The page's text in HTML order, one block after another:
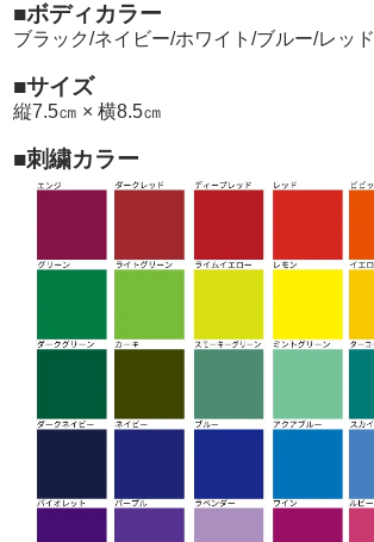
■ボディカラー
ブラック/ネイビー/ホワイト/ブルー/レッド
■サイズ
縦7.5㎝ × 横8.5㎝
■刺繍カラー